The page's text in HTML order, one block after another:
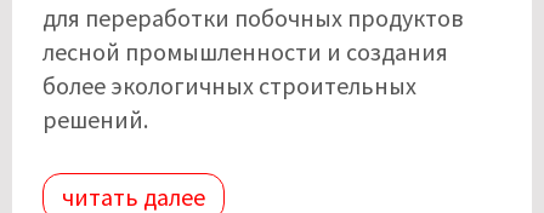
для переработки побочных продуктов
лесной промышленности и создания
более экологичных строительных
решений.
читать далее